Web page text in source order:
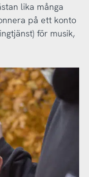
lika många
på ett konto
för musik,